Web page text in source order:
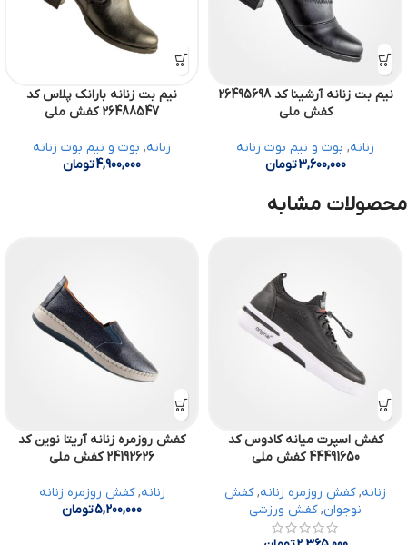
نیم بت زنانه آرشینا کد 26495698
کفش ملی
زنانه, بوت و نیم بوت زنانه
3,600,000تومان
نیم بت زنانه بارانک پلاس کد
26488547 کفش ملی
زنانه, بوت و نیم بوت زنانه
4,900,000تومان
محصولات مشابه
کفش اسپرت میانه کادوس کد
44491650 کفش ملی
زنانه,کفش روزمره زنانه,کفش
نوجوان,کفش ورزشی
کفش روزمره زنانه آریتا نوین کد
24192626 کفش ملی
زنانه,کفش روزمره زنانه
5,200,000تومان